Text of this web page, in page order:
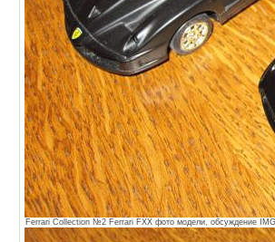
Ferrari Collection №2 Ferrari FXX фото модели, обсуждение